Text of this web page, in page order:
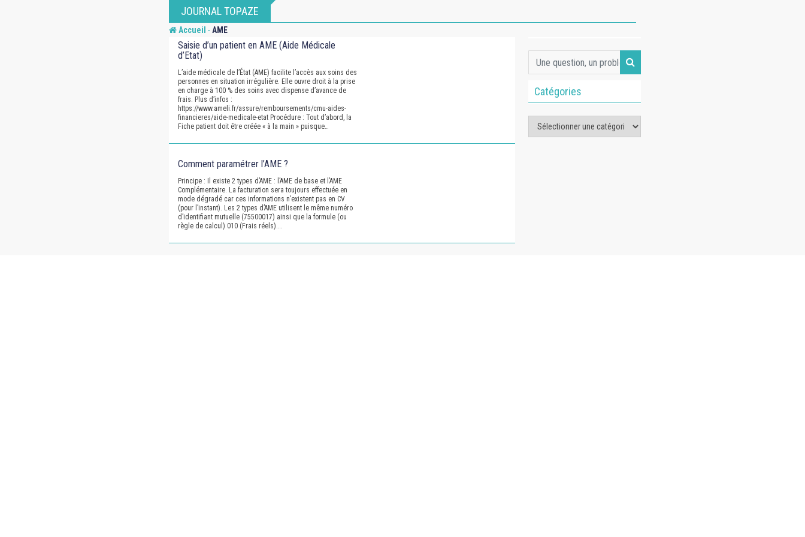
JOURNAL TOPAZE
Accueil -AME
Saisie d’un patient en AME (Aide Médicale
d’Etat)
L’aide médicale de l’État (AME) facilite l’accès aux soins des
personnes en situation irrégulière. Elle ouvre droit à la prise
en charge à 100 % des soins avec dispense d’avance de
frais. Plus d’infos :
https://www.ameli.fr/assure/remboursements/cmu-aides-
financieres/aide-medicale-etat Procédure : Tout d’abord, la
Fiche patient doit être créée « à la main » puisque…
Comment paramétrer l’AME ?
Principe : Il existe 2 types d’AME : l’AME de base et l’AME
Complémentaire. La facturation sera toujours effectuée en
mode dégradé car ces informations n’existent pas en CV
(pour l’instant). Les 2 types d’AME utilisent le même numéro
d’identifiant mutuelle (75500017) ainsi que la formule (ou
règle de calcul) 010 (Frais réels).…
Catégories
Catégories